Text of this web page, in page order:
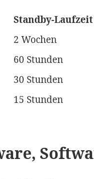
Standby-Laufzeit
2 Wochen
60 Stunden
30 Stunden
15 Stunden